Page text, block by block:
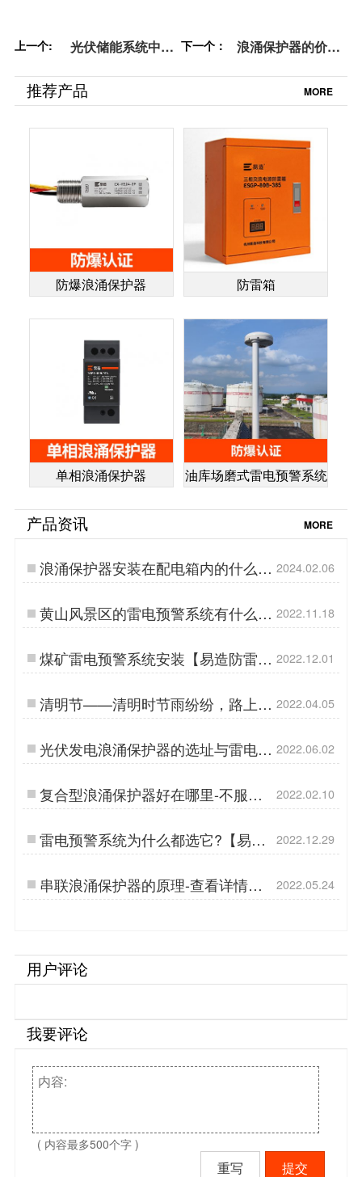
上一个:
光伏储能系统中浪
择适合您的解决方
案-易造防雷
下一个：
浪涌保护器的价格-
不要错过！-易造防
雷
推荐产品 MORE
防爆浪涌保护器 防雷箱
单相浪涌保护器 油库场磨式雷电预警系统
产品资讯 MORE
浪涌保护器安装在配电箱内的什么位
置-点击查看-易造防雷…
2024.02.06
黄山风景区的雷电预警系统有什么特
点？【易造防雷】…
2022.11.18
煤矿雷电预警系统安装【易造防雷】
…
2022.12.01
清明节——清明时节雨纷纷，路上行
人欲断魂【杭州易造】…
2022.04.05
光伏发电浪涌保护器的选址与雷电防
护-查看详情【杭州易造】…
2022.06.02
复合型浪涌保护器好在哪里-不服来
看【杭州易造】…
2022.02.10
雷电预警系统为什么都选它?【易造
防雷】…
2022.12.29
串联浪涌保护器的原理-查看详情
【杭州易造】…
2022.05.24
用户评论
我要评论
( 内容最多500个字 )
重写 提交